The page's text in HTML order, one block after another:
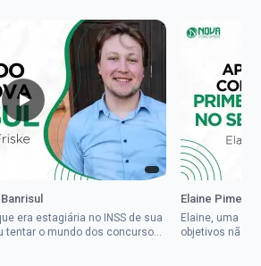
era estagiária no INSS de sua
tentar o mundo dos concursos
Elaine
Elaine, uma
objetivos não